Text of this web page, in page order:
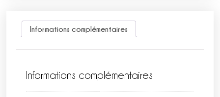
Informations complémentaires
Informations complémentaires